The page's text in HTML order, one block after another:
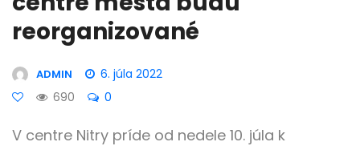
reorganizované
ADMIN
6. júla 2022
690
0
V centre Nitry príde od nedele 10. júla k